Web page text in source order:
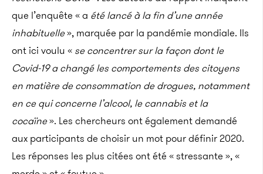
que l’enquête « a été lancé à la fin d’une année
inhabituelle», marquée par la pandémie mondiale. Ils
ont ici voulu « se concentrer sur la façon dontle
Covid-19a changé les comportements des citoyens
en matière de consommation de drogues, notamment
en ce qui concerne l’alcool, le cannabis et la
cocaïne». Les chercheurs ont également demandé
aux participants de choisir un mot pourdéfinir 2020.
Les réponses les plus citées ont été «stressante », «